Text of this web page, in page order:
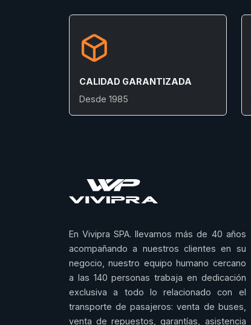
CALIDAD GARANTIZADA
Desde 1985
En Vivipra SPA. llevamos más de 40 años
acompañando a nuestros clientes en su
negocio, nuestro equipo humano cercano
a las 140 personas trabaja en dedicación
exclusiva a todo lo relacionado con el
transporte de pasajeros: venta de buses,
venta de repuestos, garantías, asistencia